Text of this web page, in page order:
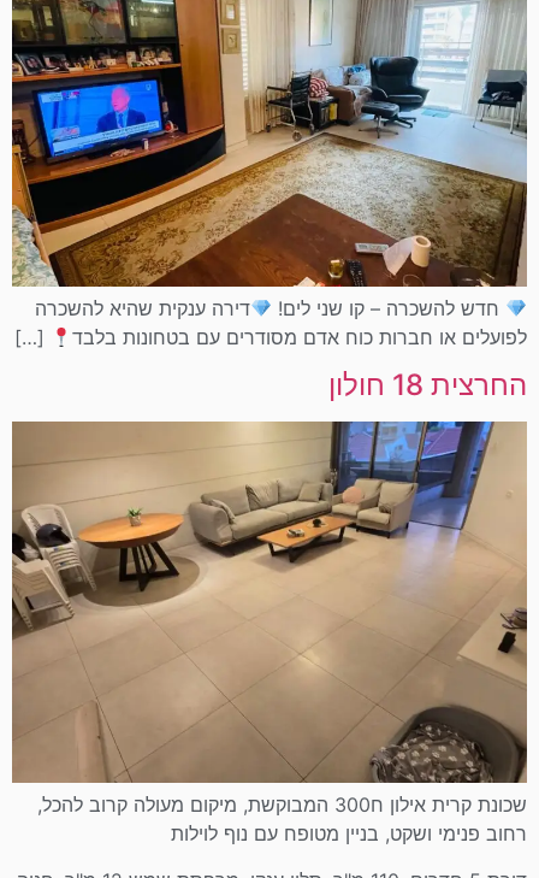
חדש להשכרה – קו שני לים!
​דירה ענקית שהיא להשכרה
לפועלים או חברות כוח אדם מסודרים עם בטחונות בלבד
[…]
החרצית 18 חולון
שכונת קרית אילון ח300 המבוקשת, מיקום מעולה קרוב להכל,
רחוב פנימי ושקט, בניין מטופח עם נוף לוילות